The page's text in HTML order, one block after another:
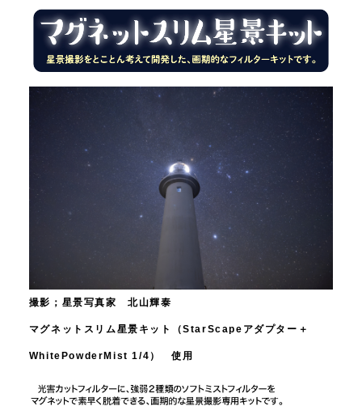
撮影；星景写真家 北山輝泰
マグネットスリム星景キット（StarScapeアダプター＋
WhitePowderMist 1/4） 使用